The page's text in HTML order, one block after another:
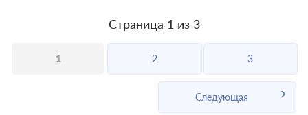
Страница 1 из 3
1 2 3
Следующая